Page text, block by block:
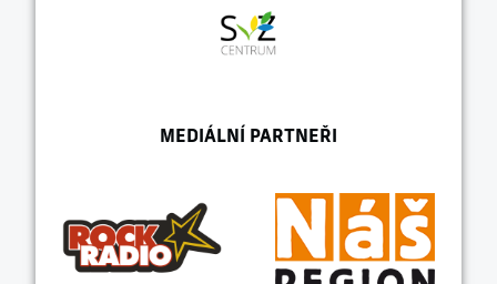
MEDIÁLNÍ PARTNEŘI